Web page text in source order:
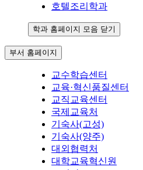
호텔조리학과
학과 홈페이지 모음 닫기
부서 홈페이지
교수학습센터
교육·혁신품질센터
교직교육센터
국제교육처
기숙사(고성)
기숙사(양주)
대외협력처
대학교육혁신원